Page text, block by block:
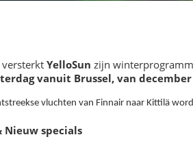
versterkt YelloSun zijn
vanuit Brussel, van
vluchten van Finnair naar Kittilä
Nieuw specials